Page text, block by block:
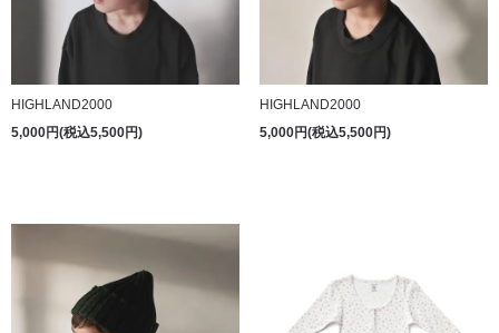
HIGHLAND2000
5,000円(税込5,500円)
HIGHLAND2000
5,000円(税込5,500円)